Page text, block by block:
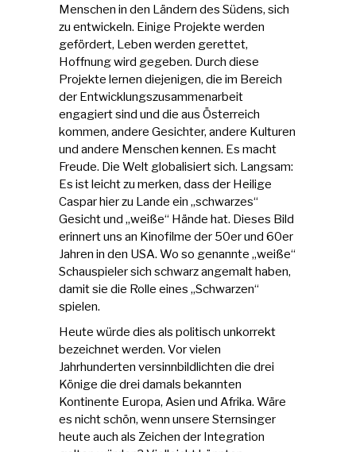
Menschen in den Ländern des Südens, sich
zu entwickeln. Einige Projekte werden
gefördert, Leben werden gerettet,
Hoffnung wird gegeben. Durch diese
Projekte lernen diejenigen, die im Bereich
der Entwicklungszusammenarbeit
engagiert sind und die aus Österreich
kommen, andere Gesichter, andere Kulturen
und andere Menschen kennen. Es macht
Freude. Die Welt globalisiert sich. Langsam:
Es ist leicht zu merken, dass der Heilige
Caspar hier zu Lande ein „schwarzes“
Gesicht und „weiße“ Hände hat. Dieses Bild
erinnert uns an Kinofilme der 50er und 60er
Jahren in den USA. Wo so genannte „weiße“
Schauspieler sich schwarz angemalt haben,
damit sie die Rolle eines „Schwarzen“
spielen.
Heute würde dies als politisch unkorrekt
bezeichnet werden. Vor vielen
Jahrhunderten versinnbildlichten die drei
Könige die drei damals bekannten
Kontinente Europa, Asien und Afrika. Wäre
es nicht schön, wenn unsere Sternsinger
heute auch als Zeichen der Integration